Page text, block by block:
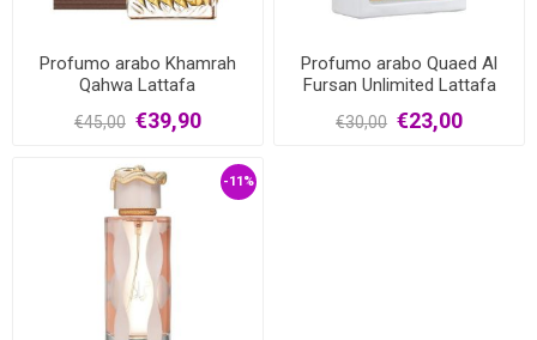
Profumo arabo Khamrah
Qahwa Lattafa
€45,00 €39,90
Profumo arabo Quaed Al
Fursan Unlimited Lattafa
€30,00 €23,00
-11%